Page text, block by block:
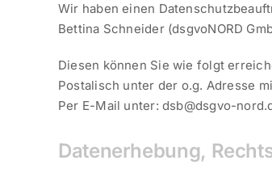
Wir haben einen
Bettina Schneider (dsgvoNORD
Diesen können Sie wie folgt
Postalisch unter der o.g. Adresse
Per E-Mail unter: dsb@dsgvo-
Datenerhebung,